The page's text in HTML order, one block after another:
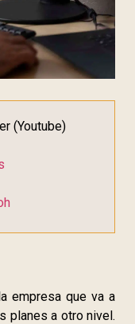
(Youtube)
empresa que va a
planes a otro nivel.